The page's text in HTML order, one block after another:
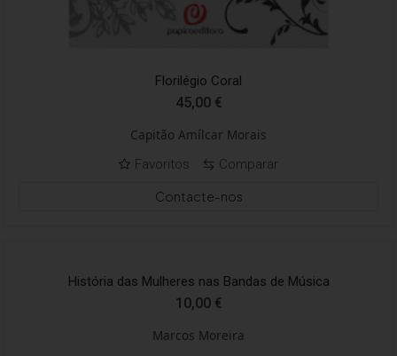
Florilégio Coral
45,00 €
Capitão Amílcar Morais
Favoritos
Comparar
Contacte-nos
História das Mulheres nas Bandas de Música
10,00 €
Marcos Moreira